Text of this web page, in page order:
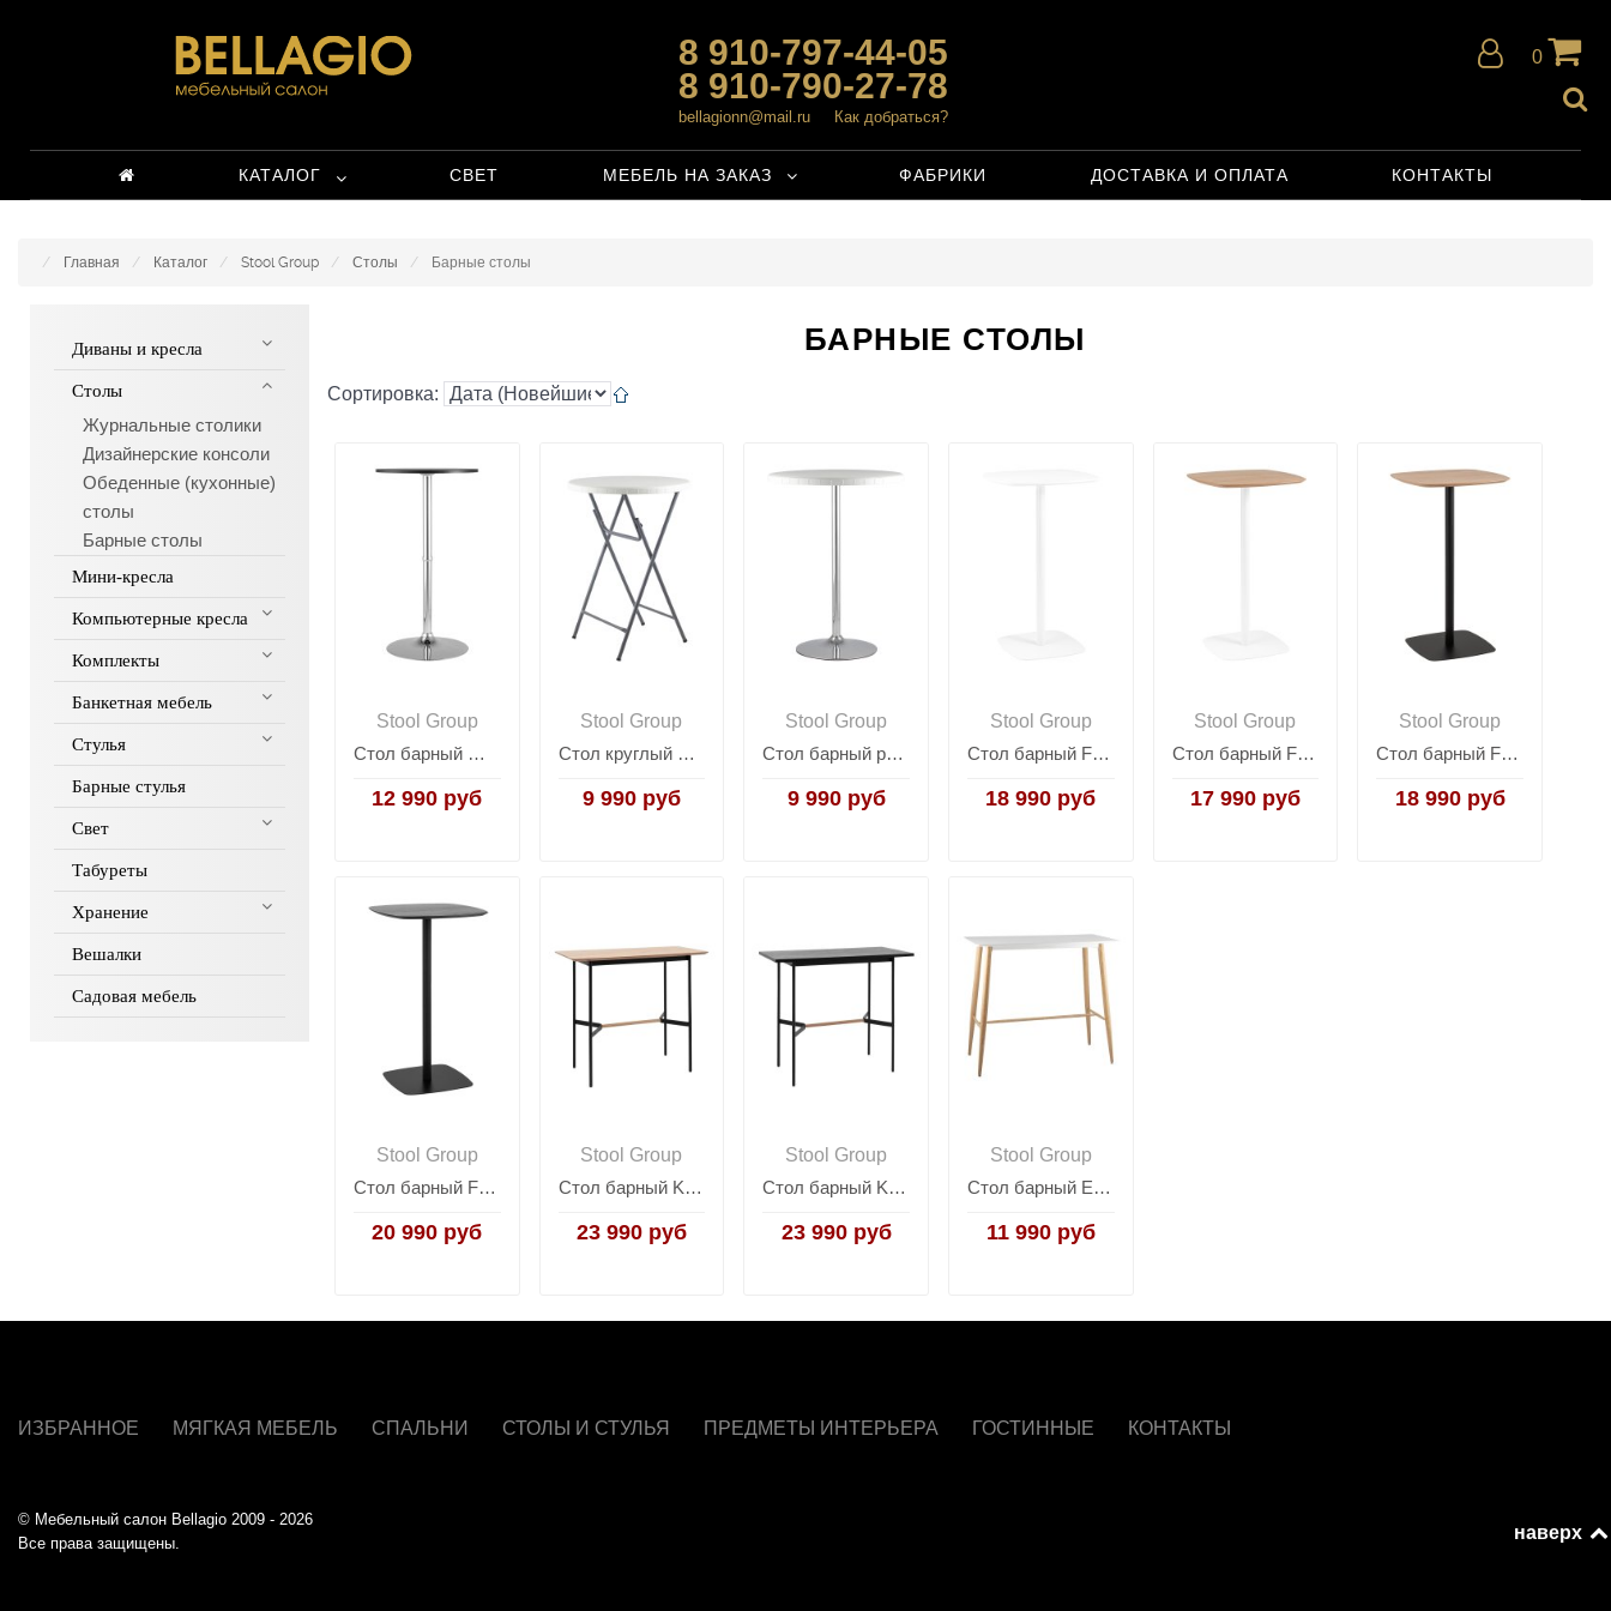
8 910-797-44-05
8 910-790-27-78
bellagionn@mail.ru Как добраться?
0
КАТАЛОГ СВЕТ МЕБЕЛЬ НА ЗАКАЗ ФАБРИКИ ДОСТАВКА И ОПЛАТА КОНТАКТЫ
Главная Каталог Stool Group Столы Барные столы
Диваны и кресла
Столы
Журнальные столики
Дизайнерские консоли
Обеденные (кухонные)
столы
Барные столы
Мини-кресла
Компьютерные кресла
Комплекты
Банкетная мебель
Стулья
Барные стулья
Свет
Табуреты
Хранение
Вешалки
Садовая мебель
БАРНЫЕ СТОЛЫ
Сортировка:
Stool Group
Стол барный Мохито NEW черный
12 990 руб
Stool Group
Стол круглый Коктейльный Кейт
9 990 руб
Stool Group
Стол барный разборный Кейт 80/110
9 990 руб
Stool Group
Стол барный Form 60*60 белый
18 990 руб
Stool Group
Стол барный Form 60*60 светлое дерево/белый
17 990 руб
Stool Group
Стол барный Form 60*60 светлое дерево/черный
18 990 руб
Stool Group
Стол барный Form 60*60 черный
20 990 руб
Stool Group
Стол барный Knobb 120*60 светлое дерево
23 990 руб
Stool Group
Стол барный Knobb 120*60 черный
23 990 руб
Stool Group
Стол барный Eames NEW DSW 120*60*106 белый
11 990 руб
ИЗБРАННОЕ МЯГКАЯ МЕБЕЛЬ СПАЛЬНИ СТОЛЫ И СТУЛЬЯ ПРЕДМЕТЫ ИНТЕРЬЕРА ГОСТИННЫЕ КОНТАКТЫ
© Мебельный салон Bellagio 2009 - 2026
Все права защищены.
наверх